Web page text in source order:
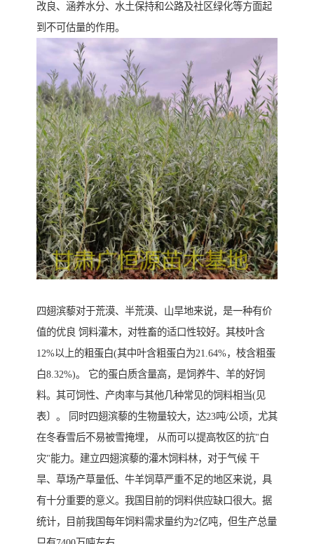
改良、涵养水分、水土保持和公路及社区绿化等方面起
到不可估量的作用。
四翅滨藜对于荒漠、半荒漠、山旱地来说，是一种有价
值的优良 饲料灌木，对牲畜的适口性较好。其枝叶含
12%以上的粗蛋白(其中叶含粗蛋白为21.64%，枝含粗蛋
白8.32%)。 它的蛋白质含量高，是饲养牛、羊的好饲
料。其可饲性、产肉率与其他几种常见的饲料相当(见
表〕。 同时四翅滨藜的生物量较大，达23吨/公顷，尤其
在冬春雪后不易被雪掩埋， 从而可以提高牧区的抗"白
灾"能力。建立四翅滨藜的灌木饲料林，对于气候 干
旱、草场产草量低、牛羊饲草严重不足的地区来说，具
有十分重要的意义。我国目前的饲料供应缺口很大。据
统计，目前我国每年饲料需求量约为2亿吨，但生产总量